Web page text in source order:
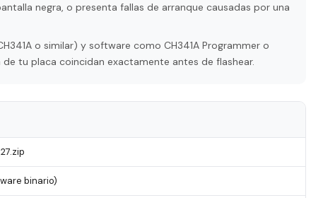
negra, o presenta fallas de arranque causadas por una
o similar) y software como CH341A Programmer o
tu placa coincidan exactamente antes de flashear.
binario)